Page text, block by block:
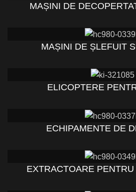
MAȘINI DE
MAȘINI DE ȘLEFUIT
ELICOPTERE
ECHIPAMENTE DE
EXTRACTOARE